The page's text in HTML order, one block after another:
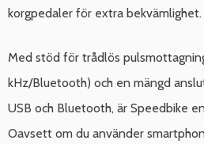
korgpedaler för extra bekvämlighet.
Med stöd för trådlös
kHz/Bluetooth) och en mängd
USB och Bluetooth, är Speedbike
Oavsett om du använder